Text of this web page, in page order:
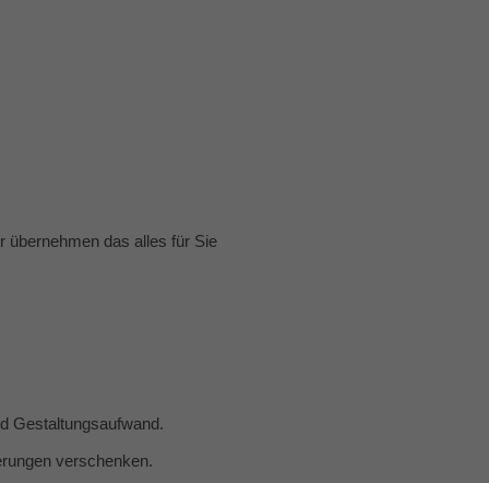
übernehmen das alles für Sie
Gestaltungsaufwand.
verschenken.